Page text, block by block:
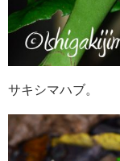
サキシマハブ。